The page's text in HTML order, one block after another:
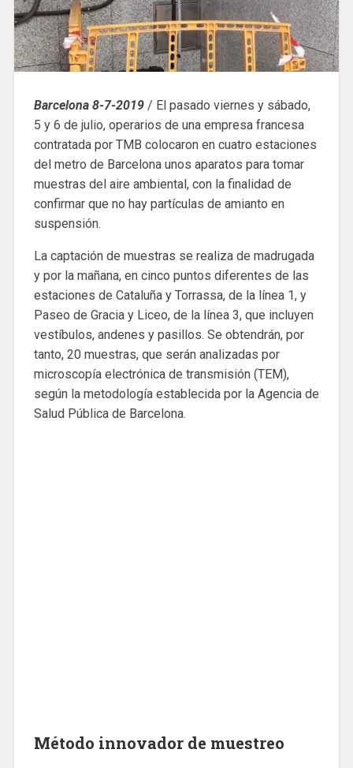
Barcelona 8-7-2019/ El pasado viernes y sábado,
5 y 6 de julio, operarios de una empresa francesa
contratada por TMB colocaron en cuatro estaciones
del metro de Barcelona unos aparatos para tomar
muestras del aire ambiental, con la finalidad de
confirmar que no hay partículas de amianto en
suspensión.
La captación de muestras se realiza de madrugada
y por la mañana, en cinco puntos diferentes de las
estaciones de Cataluña y Torrassa, de la línea 1, y
Paseo de Gracia y Liceo, de la línea 3, que incluyen
vestíbulos, andenes y pasillos. Se obtendrán, por
tanto, 20 muestras, que serán analizadas por
microscopía electrónica de transmisión (TEM),
según la metodología establecida por la Agencia de
Salud Pública de Barcelona.
Método innovador de muestreo